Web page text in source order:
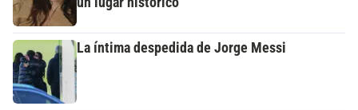
La íntima despedida de Jorge Messi